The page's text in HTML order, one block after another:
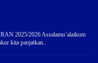
2025/2026 Assalamu’alaikum
kita panjatkan..